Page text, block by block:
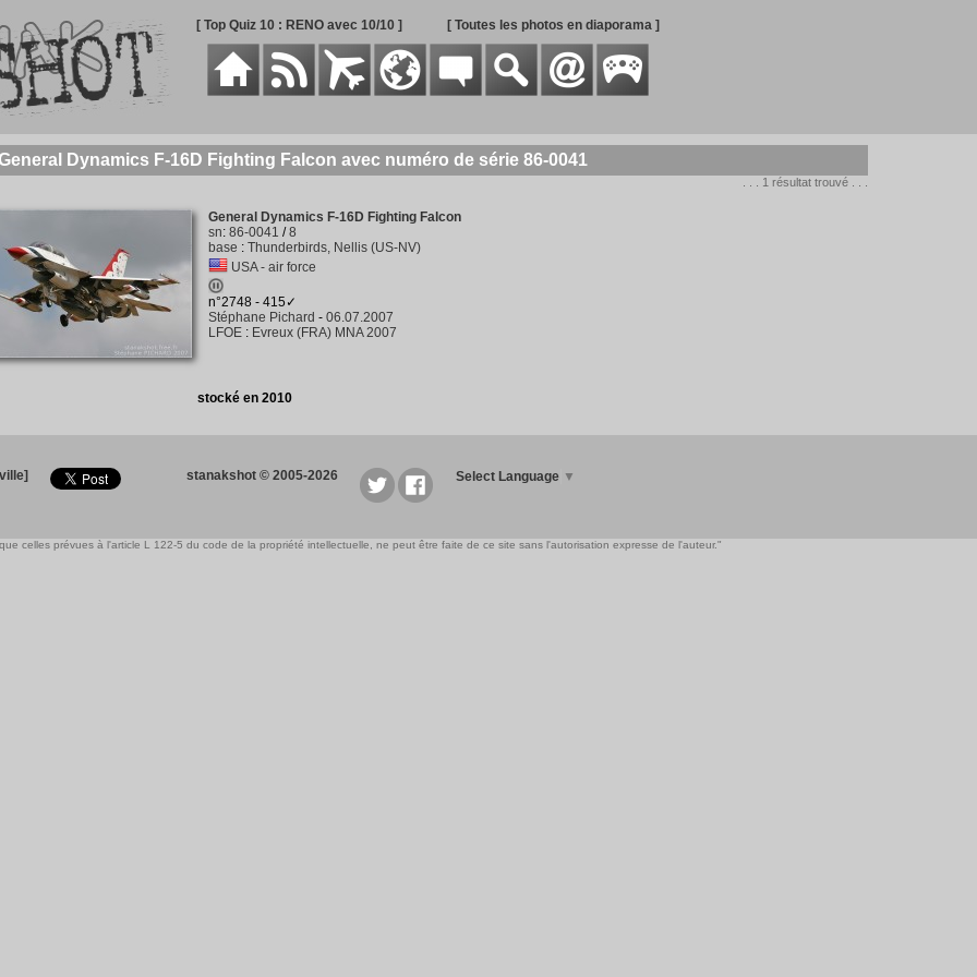
[ Top Quiz 10 : RENO avec 10/10 ] [ Toutes les photos en diaporama ]
Dynamics F-16D Fighting Falcon avec numéro de série 86-0041
. . . 1 résultat trouvé . . .
General Dynamics F-16D Fighting Falcon
sn: 86-0041 /8
base : Thunderbirds, Nellis (US-NV)
USA - air force
n°2748 - 415✓
Stéphane Pichard - 06.07.2007
LFOE: Evreux (FRA) MNA 2007
stocké en 2010
stanakshot © 2005-2026 Select Language ▼
celles prévues à l'article L 122-5 du code de la propriété intellectuelle, ne peut être faite de ce site sans l'autorisation expresse de l'auteur."